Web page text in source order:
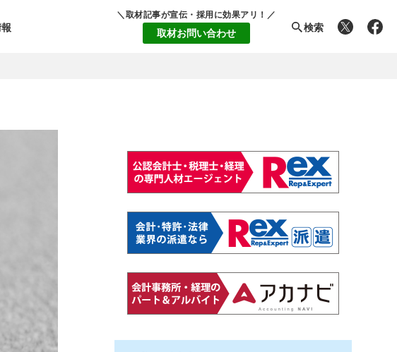
＼取材記事が宣伝・採用に効果アリ！／
取材お問い合わせ 検索